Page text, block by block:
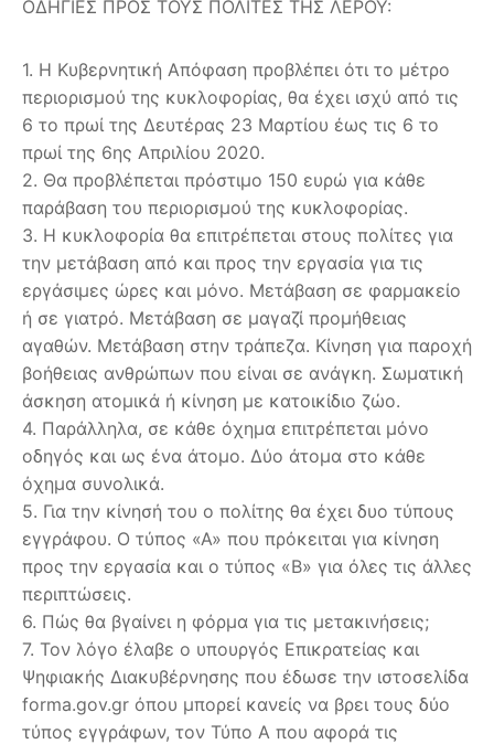
ΟΔΗΓΙΕΣ ΠΡΟΣ ΤΟΥΣ ΠΟΛΙΤΕΣ ΤΗΣ ΛΕΡΟΥ:
1. Η Κυβερνητική Απόφαση προβλέπει ότι το μέτρο
περιορισμού της κυκλοφορίας, θα έχει ισχύ από τις
6 το πρωί της Δευτέρας 23 Μαρτίου έως τις 6 το
πρωί της 6ης Απριλίου 2020.
2. Θα προβλέπεται πρόστιμο 150 ευρώ για κάθε
παράβαση του περιορισμού της κυκλοφορίας.
3. Η κυκλοφορία θα επιτρέπεται στους πολίτες για
την μετάβαση από και προς την εργασία για τις
εργάσιμες ώρες και μόνο. Μετάβαση σε φαρμακείο
ή σε γιατρό. Μετάβαση σε μαγαζί προμήθειας
αγαθών. Μετάβαση στην τράπεζα. Κίνηση για παροχή
βοήθειας ανθρώπων που είναι σε ανάγκη. Σωματική
άσκηση ατομικά ή κίνηση με κατοικίδιο ζώο.
4. Παράλληλα, σε κάθε όχημα επιτρέπεται μόνο
οδηγός και ως ένα άτομο. Δύο άτομα στο κάθε
όχημα συνολικά.
5. Για την κίνησή του ο πολίτης θα έχει δυο τύπους
εγγράφου. Ο τύπος «Α» που πρόκειται για κίνηση
προς την εργασία και ο τύπος «Β» για όλες τις άλλες
περιπτώσεις.
6. Πώς θα βγαίνει η φόρμα για τις μετακινήσεις;
7. Τον λόγο έλαβε ο υπουργός Επικρατείας και
Ψηφιακής Διακυβέρνησης που έδωσε την ιστοσελίδα
forma.gov.gr όπου μπορεί κανείς να βρει τους δύο
τύπος εγγράφων, τον Τύπο Α που αφορά τις